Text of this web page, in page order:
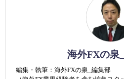
海外FXの泉
編集・執筆：海外FXの泉_編集部